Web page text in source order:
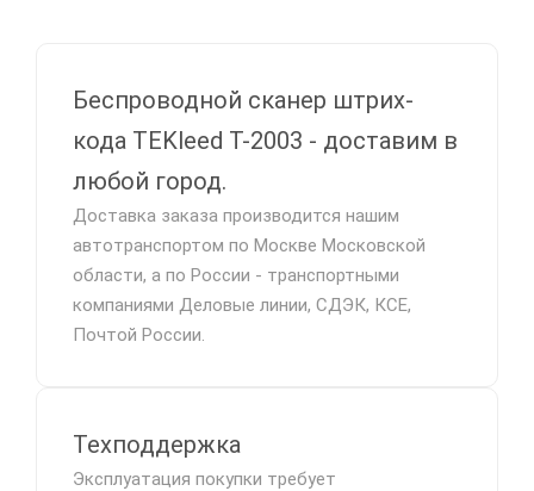
Беспроводной сканер штрих-
кода TEKleed T-2003 - доставим в
любой город.
Доставка заказа производится нашим
автотранспортом по Москве Московской
области, а по России - транспортными
компаниями Деловые линии, СДЭК, КСЕ,
Почтой России.
Техподдержка
Эксплуатация покупки требует